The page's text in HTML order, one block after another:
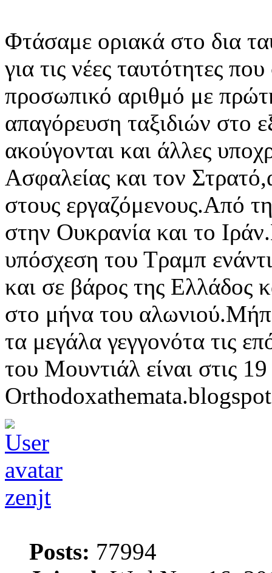
Φτάσαμε οριακά στο δια
για τις νέες ταυτότητες
προσωπικό αριθμό με
απαγόρευση ταξιδιών στο
ακούγονται και άλλες
Ασφαλείας και τον
στους εργαζόμενους.Από
στην Ουκρανία και το
υπόσχεση του Τραμπ
και σε βάρος της Ελλάδος
στο μήνα του
τα μεγάλα γεγγονότα τις
του Μουντιάλ είναι στις
zenjt
Posts: 77994